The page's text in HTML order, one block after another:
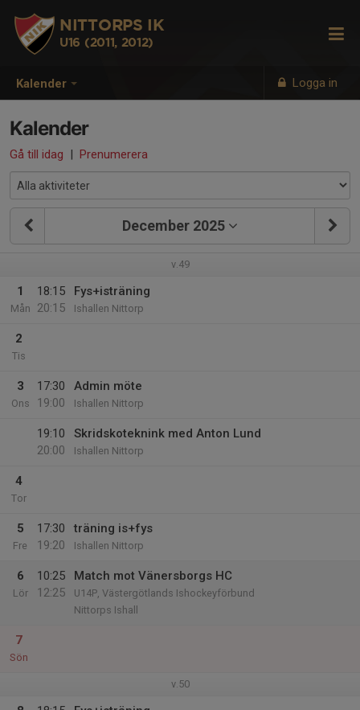
Kalender Logga in
NITTORPS IK
U16 (2011, 2012)
Kalender
Gå till idag | Prenumerera
December 2025
v.49
1
Mån
18:15
20:15
Fys+isträning
Ishallen Nittorp
2
Tis
3
Ons
17:30
19:00
Admin möte
Ishallen Nittorp
19:10
20:00
Skridskoteknink med Anton Lund
Ishallen Nittorp
4
Tor
5
Fre
17:30
19:20
träning is+fys
Ishallen Nittorp
6
Lör
10:25
12:25
Match mot Vänersborgs HC
U14P, Västergötlands Ishockeyförbund
Nittorps Ishall
7
Sön
v.50